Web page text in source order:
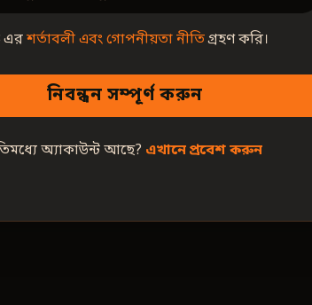
এরশর্তাবলী এবং গোপনীয়তা নীতিগ্রহণ করি।
নিবন্ধন সম্পূর্ণ করুন
অ্যাকাউন্ট আছে? এখানে প্রবেশ করুন